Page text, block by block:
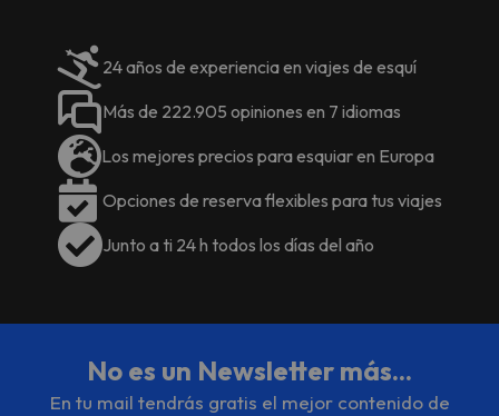
24 años de experiencia en viajes de esquí
Más de 222.905 opiniones en 7 idiomas
Los mejores precios para esquiar en Europa
Opciones de reserva flexibles para tus viajes
Junto a ti 24 h todos los días del año
No es un Newsletter más...
En tu mail tendrás gratis el mejor contenido de